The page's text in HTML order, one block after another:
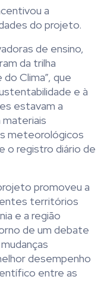
a
do projeto.
de ensino,
da trilha
Clima”, que
e à
estavam a
meteorológicos
o registro diário de
promoveu a
territórios
e a região
de um debate
desempenho
entre as